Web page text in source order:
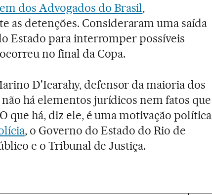
dos Advogados do Brasil,
as detenções. Consideraram uma saída
Estado para interromper possíveis
no final da Copa.
D'Icarahy, defensor da maioria dos
há elementos jurídicos nem fatos que
que há, diz ele, é uma motivação política
, o Governo do Estado do Rio de
e o Tribunal de Justiça.